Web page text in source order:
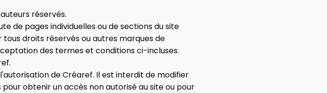
réservés.
de pages individuelles ou de sections du site
droits réservés ou autres marques de
des termes et conditions ci-incluses.
de Créaref. Il est interdit de modifier
obtenir un accès non autorisé au site ou pour